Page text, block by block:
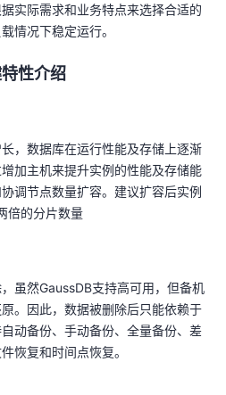
实际需求和业务特点来选择合适的
情况下稳定运行。
性介绍
，数据库在运行性能及存储上逐渐
加主机来提升实例的性能及存储能
调节点数量扩容。建议扩容后实例
倍的分片数量
虽然GaussDB支持高可用，但备机
。因此，数据被删除后只能依赖于
动备份、手动备份、全量备份、差
恢复和时间点恢复。